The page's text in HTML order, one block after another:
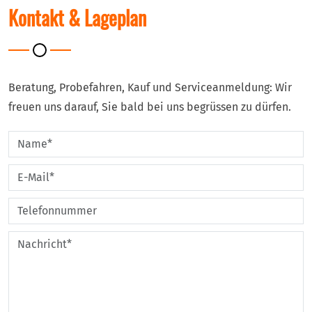
Kontakt & Lageplan
Beratung, Probefahren, Kauf und Serviceanmeldung: Wir
freuen uns darauf, Sie bald bei uns begrüssen zu dürfen.